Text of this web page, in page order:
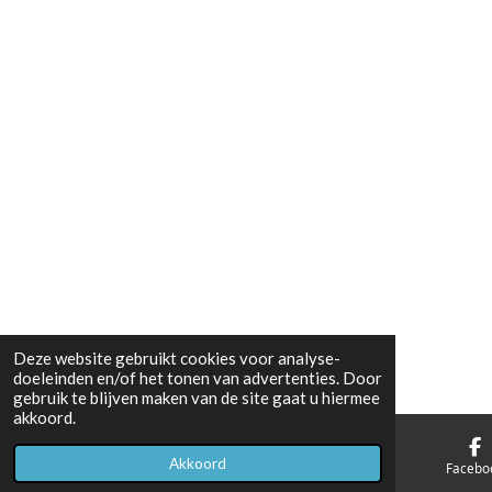
Deze website gebruikt cookies voor analyse-
doeleinden en/of het tonen van advertenties. Door
gebruik te blijven maken van de site gaat u hiermee
akkoord.
Akkoord